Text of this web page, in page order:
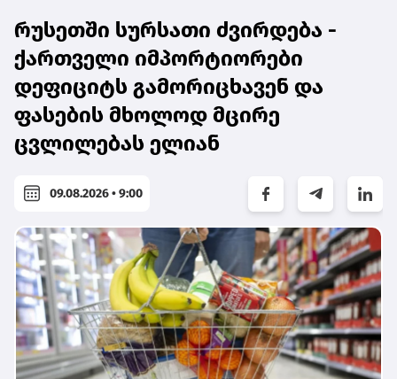
რუსეთში სურსათი ძვირდება -
ქართველი იმპორტიორები
დეფიციტს გამორიცხავენ და
ფასების მხოლოდ მცირე
ცვლილებას ელიან
09.08.2026 • 9:00